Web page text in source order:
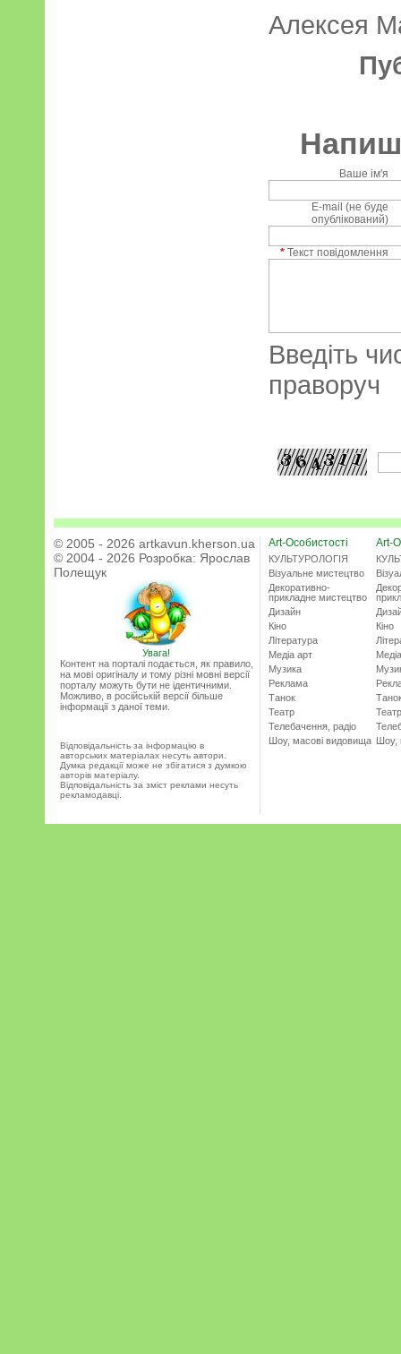
Алексея
Ваше ім'я
E-mail (не буде
опублікований)
* Текст повідомлення
Введіть
праворуч
© 2005 - 2026 artkavun.kherson.ua
© 2004 - 2026 Розробка: Ярослав
Полещук
Увага!
Контент на порталі подається, як правило,
на мові оригіналу и тому різні мовні версії
порталу можуть бути не ідентичними.
Можливо, в російській версії більше
інформації з даної теми.
Відповідальність за інформацію в
авторських матеріалах несуть автори.
Думка редакції може не збігатися з думкою
авторів матеріалу.
Відповідальність за зміст реклами несуть
рекламодавці.
Art-Особистості
КУЛЬТУРОЛОГІЯ
Візуальне мистецтво
Декоративно-
прикладне мистецтво
Дизайн
Кіно
Література
Медіа арт
Музика
Реклама
Танок
Театр
Телебачення, радіо
Шоу, масові видовища
Art-
Кіно
Театр
Шоу,